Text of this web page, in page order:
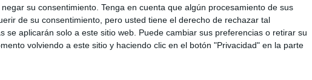
su consentimiento. Tenga en cuenta que algún procesamiento de sus
de su consentimiento, pero usted tiene el derecho de rechazar tal
se aplicarán solo a este sitio web. Puede cambiar sus preferencias o retirar su
volviendo a este sitio y haciendo clic en el botón "Privacidad" en la parte
Ver ranking completo